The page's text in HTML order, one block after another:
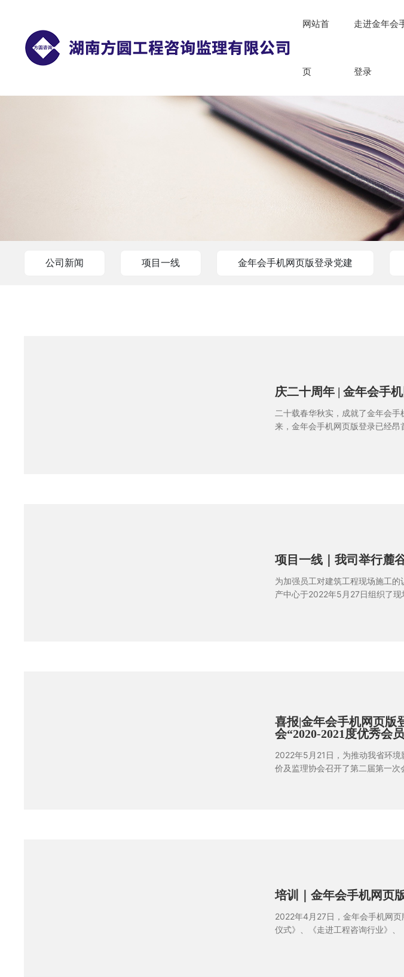
网站首
页
走进金年会
登录
公司新闻 项目一线 金年会手机网页版登录党建
庆二十周年 | 金年会手
二十载春华秋实，成就了金年会
来，金年会手机网页版登录已经
项目一线｜我司举行麓
为加强员工对建筑工程现场施工
产中心于2022年5月27日组织了
喜报|金年会手机网页版
会“2020-2021度优秀会
2022年5月21日，为推动我省环
价及监理协会召开了第二届第一
培训｜金年会手机网页
2022年4月27日，金年会手机网
仪式》、《走进工程咨询行业》